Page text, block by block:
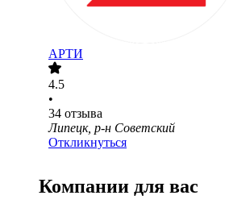
АРТИ
4.5
•
34 отзыва
Липецк, р-н Советский
Откликнуться
Компании для вас